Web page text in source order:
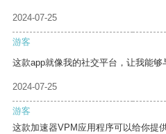
2024-07-25
游客
这款app就像我的社交平台，让我能够
2024-07-25
游客
这款加速器VPM应用程序可以给你提